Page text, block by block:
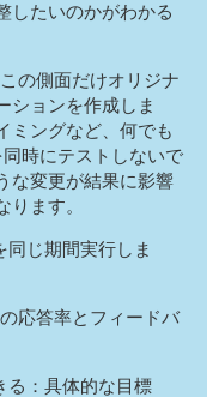
したいのかがわかる
の側面だけオリジナ
ションを作成しま
ミングなど、何でも
時にテストしないで
な変更が結果に影響
ます。
じ期間実行しま
応答率とフィードバ
る：具体的な目標